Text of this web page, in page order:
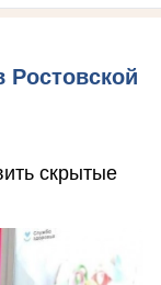
Ростовской
скрытые